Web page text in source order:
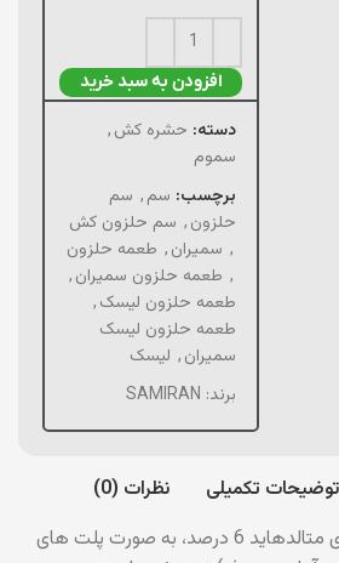
افزودن به سبد خرید
دسته: حشره کش,
سموم
برچسب: سم, سم
حلزون, سم حلزون کش
, سمیران, طعمه حلزون
, طعمه حلزون سمیران,
طعمه حلزون لیسک,
طعمه حلزون لیسک
سمیران, لیسک
برند: SAMIRAN
توضیحات تکمیلی
نظرات (0)
حلزون کش لیسک حاوی متالدهايد 6 درصد، به صورت پلت های